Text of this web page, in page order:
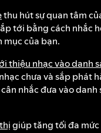
thu hút sự quan tâm
tới bằng cách nhắc
của bạn.
thiệu nhạc vào danh
chưa và sắp phát
nhắc đưa vào
giúp tăng tối đa